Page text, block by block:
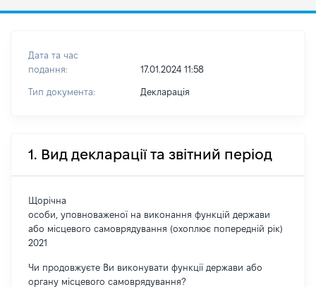
Дата та час
подання:
17.01.2024 11:58
Тип документа: Декларація
1. Вид декларації та звітний період
Щорічна
особи, уповноваженої на виконання функцій держави
або місцевого самоврядування (охоплює попередній рік)
2021
Чи продовжуєте Ви виконувати функції держави або
органу місцевого самоврядування?